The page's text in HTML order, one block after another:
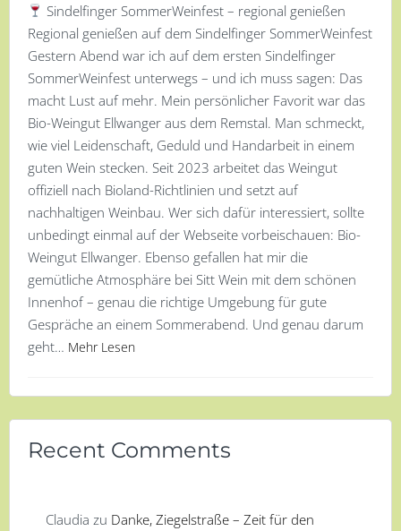
Sindelfinger SommerWeinfest – regional genießen
Regional genießen auf dem Sindelfinger SommerWeinfest
Gestern Abend war ich auf dem ersten Sindelfinger
SommerWeinfest unterwegs – und ich muss sagen: Das
macht Lust auf mehr. Mein persönlicher Favorit war das
Bio-Weingut Ellwanger aus dem Remstal. Man schmeckt,
wie viel Leidenschaft, Geduld und Handarbeit in einem
guten Wein stecken. Seit 2023 arbeitet das Weingut
offiziell nach Bioland-Richtlinien und setzt auf
nachhaltigen Weinbau. Wer sich dafür interessiert, sollte
unbedingt einmal auf der Webseite vorbeischauen: Bio-
Weingut Ellwanger. Ebenso gefallen hat mir die
gemütliche Atmosphäre bei Sitt Wein mit dem schönen
Innenhof – genau die richtige Umgebung für gute
Gespräche an einem Sommerabend. Und genau darum
geht… Mehr Lesen
Recent Comments
Claudia zu Danke, Ziegelstraße – Zeit für den